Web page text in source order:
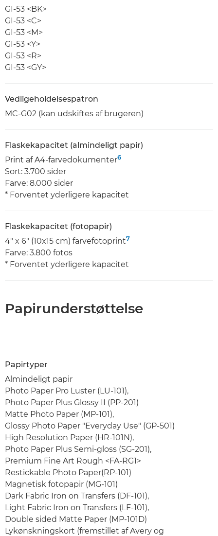
GI-53 <BK>
GI-53 <C>
GI-53 <M>
GI-53 <Y>
GI-53 <R>
GI-53 <GY>
Vedligeholdelsespatron
MC-G02 (kan udskiftes af brugeren)
Flaskekapacitet (almindeligt papir)
Print af A4-farvedokumenter6
Sort: 3.700 sider
Farve: 8.000 sider
* Forventet yderligere kapacitet
Flaskekapacitet (fotopapir)
4" x 6" (10x15 cm) farvefotoprint7
Farve: 3.800 fotos
* Forventet yderligere kapacitet
Papirunderstøttelse
Papirtyper
Almindeligt papir
Photo Paper Pro Luster (LU-101),
Photo Paper Plus Glossy II (PP-201)
Matte Photo Paper (MP-101),
Glossy Photo Paper "Everyday Use" (GP-501)
High Resolution Paper (HR-101N),
Photo Paper Plus Semi-gloss (SG-201),
Premium Fine Art Rough <FA-RG1>
Restickable Photo Paper(RP-101)
Magnetisk fotopapir (MG-101)
Dark Fabric Iron on Transfers (DF-101),
Light Fabric Iron on Transfers (LF-101),
Double sided Matte Paper (MP-101D)
Lykønskningskort (fremstillet af Avery og